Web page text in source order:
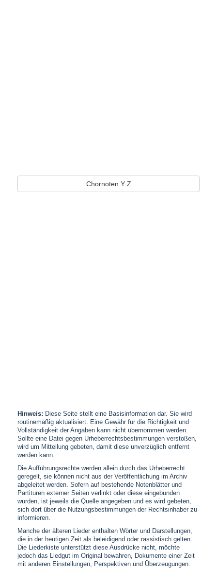
Chornoten Y Z
Hinweis: Diese Seite stellt eine Basisinformation dar. Sie wird
routinemäßig aktualisiert. Eine Gewähr für die Richtigkeit und
Vollständigkeit der Angaben kann nicht übernommen werden.
Sollte eine Datei gegen Urheberrechtsbestimmungen verstoßen,
wird um Mitteilung gebeten, damit diese unverzüglich entfernt
werden kann.
Die Aufführungsrechte werden allein durch das Urheberrecht
geregelt, sie können nicht aus der Veröffentlichung im Archiv
abgeleitet werden. Sofern auf bestehende Notenblätter und
Partituren externer Seiten verlinkt oder diese eingebunden
wurden, ist jeweils die Quelle angegeben und es wird gebeten,
sich dort über die Nutzungsbestimmungen der Rechtsinhaber zu
informieren.
Manche der älteren Lieder enthalten Wörter und Darstellungen,
die in der heutigen Zeit als beleidigend oder rassistisch gelten.
Die Liederkiste unterstützt diese Ausdrücke nicht, möchte
jedoch das Liedgut im Original bewahren, Dokumente einer Zeit
mit anderen Einstellungen, Perspektiven und Überzeugungen.